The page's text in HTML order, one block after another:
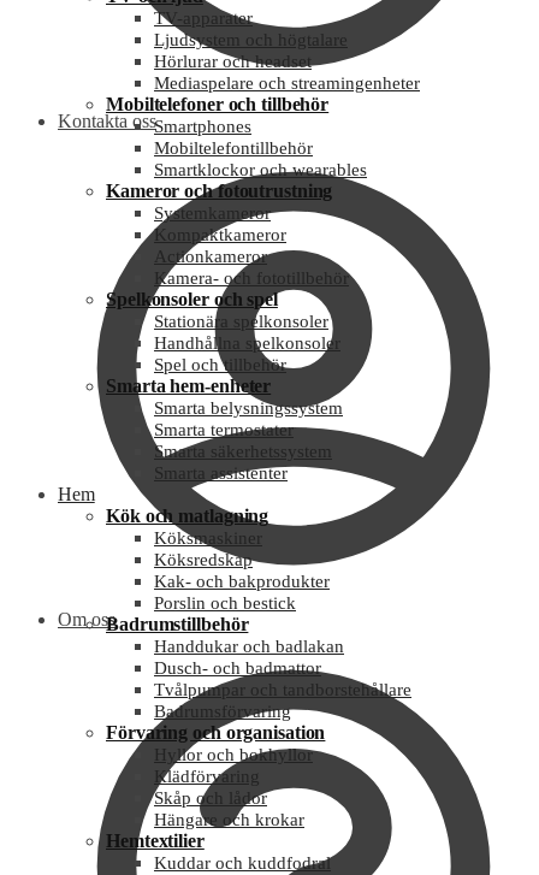
Kontakta oss
Om oss
TV-apparater
Ljudsystem och högtalare
Hörlurar och headset
Mediaspelare och streamingenheter
Mobiltelefoner och tillbehör
Smartphones
Mobiltelefontillbehör
Smartklockor och wearables
Kameror och fotoutrustning
Systemkameror
Kompaktkameror
Actionkameror
Kamera- och fototillbehör
Spelkonsoler och spel
Stationära spelkonsoler
Handhållna spelkonsoler
Spel och tillbehör
Smarta hem-enheter
Smarta belysningssystem
Smarta termostater
Smarta säkerhetssystem
Smarta assistenter
Hem
Kök och matlagning
Köksmaskiner
Köksredskap
Kak- och bakprodukter
Porslin och bestick
Badrumstillbehör
Handdukar och badlakan
Dusch- och badmattor
Tvålpumpar och tandborstehållare
Badrumsförvaring
Förvaring och organisation
Hyllor och bokhyllor
Klädförvaring
Skåp och lådor
Hängare och krokar
Hemtextilier
Kuddar och kuddfodral